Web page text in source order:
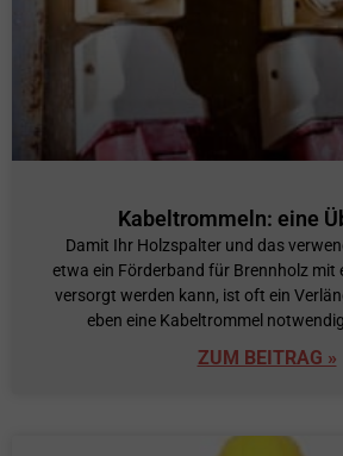
Kabeltrommeln: eine
Damit Ihr Holzspalter und das
etwa ein Förderband für Brennholz mit
versorgt werden kann, ist oft ein
eben eine Kabeltrommel
ZUM BEITRAG »